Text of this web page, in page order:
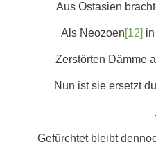
Aus Ostasien
Als Neozoen[12]
Zerstörten Dämme
Nun ist sie ersetzt
Gefürchtet bleibt